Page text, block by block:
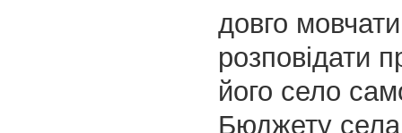
довго
розповідати
його село
Бюджету